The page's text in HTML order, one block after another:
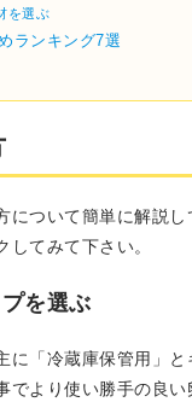
を選ぶ
ランキング7選
について簡単に解説
てみて下さい。
を選ぶ
に「冷蔵庫保管用」
でより使い勝手の良い